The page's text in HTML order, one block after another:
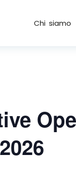
Chi siamo